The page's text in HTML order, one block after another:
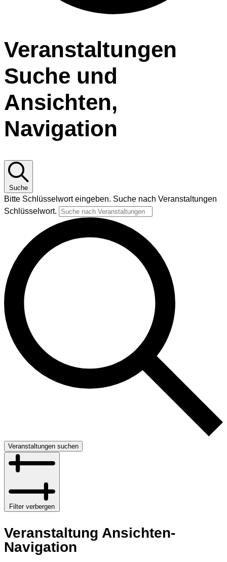
Veranstaltungen
Veranstaltungen
Suche und
Ansichten,
Navigation
Suche
Bitte Schlüsselwort eingeben. Suche nach Veranstaltungen
Schlüsselwort.
Veranstaltungen suchen
Filter verbergen
Veranstaltung Ansichten-
Navigation